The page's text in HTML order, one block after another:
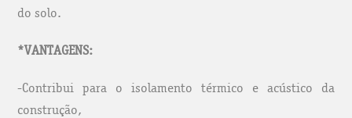
do solo.
*VANTAGENS:
-Contribui para o isolamento térmico e acústico da
construção,